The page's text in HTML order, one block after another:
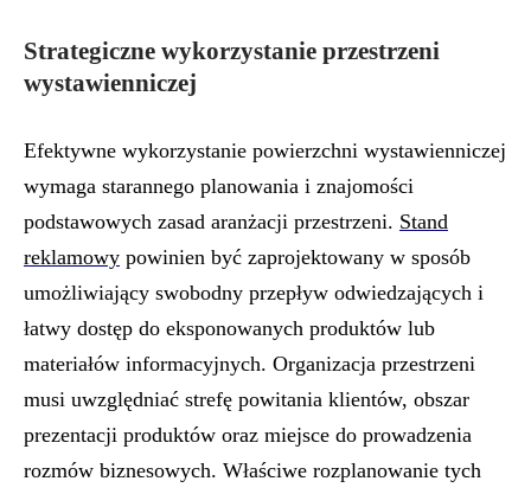
Strategiczne wykorzystanie przestrzeni
wystawienniczej
Efektywne wykorzystanie powierzchni wystawienniczej
wymaga starannego planowania i znajomości
podstawowych zasad aranżacji przestrzeni. Stand
reklamowy powinien być zaprojektowany w sposób
umożliwiający swobodny przepływ odwiedzających i
łatwy dostęp do eksponowanych produktów lub
materiałów informacyjnych. Organizacja przestrzeni
musi uwzględniać strefę powitania klientów, obszar
prezentacji produktów oraz miejsce do prowadzenia
rozmów biznesowych. Właściwe rozplanowanie tych